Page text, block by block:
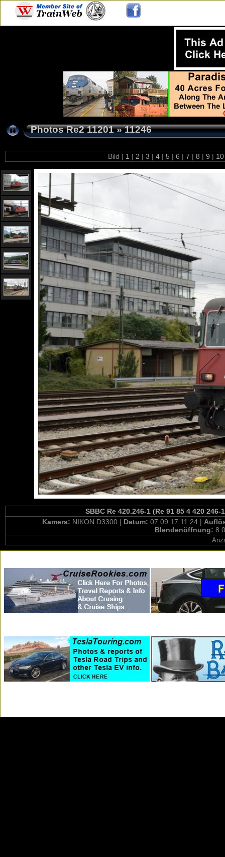
Photos Re2 11201»11246
Bild | 1 | 2 | 3 | 4 | 5 | 6 | 7 | 8 | 9 |
SBBC Re 420.246-1 (Re 91 85 4 420
Kamera: NIKON D3300 | Datum: 07.09.17 11:24 |
Blendenöffnung: